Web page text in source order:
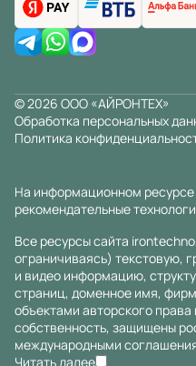
© 2026 ООО «АЙРОНТЕХ»
Обработка персональных
Политика
На информационном
рекомендательные
Все ресурсы сайта
ограничиваясь) текстовую,
и видео информацию,
страниц, доменное имя,
объектами авторского
собственность, защищены
международными
Читать далее